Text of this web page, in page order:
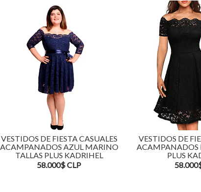
VESTIDOS DE FIESTA CASUALES
ACAMPANADOS AZUL MARINO
TALLAS PLUS KADRIHEL
58.000$ CLP
VESTIDOS DE
ACAMPANADOS
PLUS